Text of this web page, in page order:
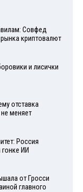
Совфед
криптовалют
и лисички
отставка
меняет
Россия
гонке ИИ
от Гросси
главного